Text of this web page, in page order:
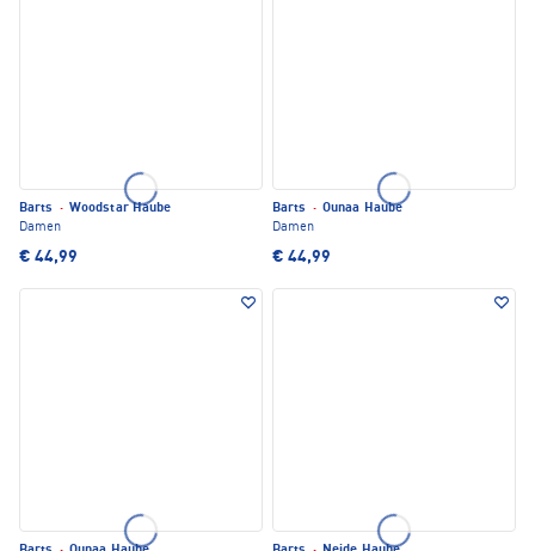
Barts · Woodstar Haube
Damen
€ 44,99
Barts · Ounaa Haube
Damen
€ 44,99